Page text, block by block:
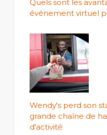
Quels sont les
événement virtuel
Wendy's perd son
grande chaîne de
d'activité